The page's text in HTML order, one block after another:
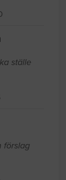
ställe
förslag